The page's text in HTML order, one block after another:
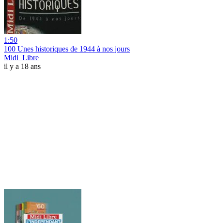
1:50
100 Unes historiques de 1944 à nos jours
Midi_Libre
il y a 18 ans